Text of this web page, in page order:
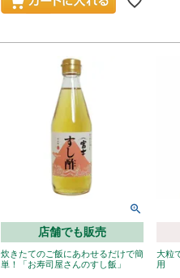
店舗でも販売
炊きたてのご飯にあわせるだけで簡
単！「お寿司屋さんのすし飯」
大粒
用